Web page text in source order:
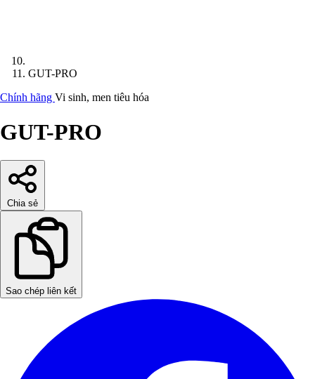
GUT-PRO
Chính hãng Vi sinh, men tiêu hóa
GUT-PRO
Chia sẻ
Sao chép liên kết